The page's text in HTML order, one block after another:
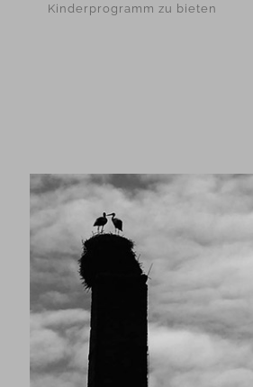
Kinderprogramm zu bieten